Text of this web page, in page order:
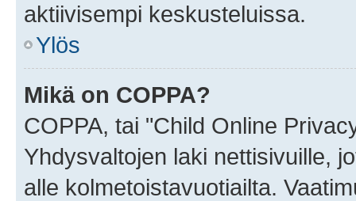
aktiivisempi keskusteluissa.
Ylös
Mikä on COPPA?
COPPA, tai "Child Online
Yhdysvaltojen laki nettisivuille,
alle kolmetoistavuotiailta.